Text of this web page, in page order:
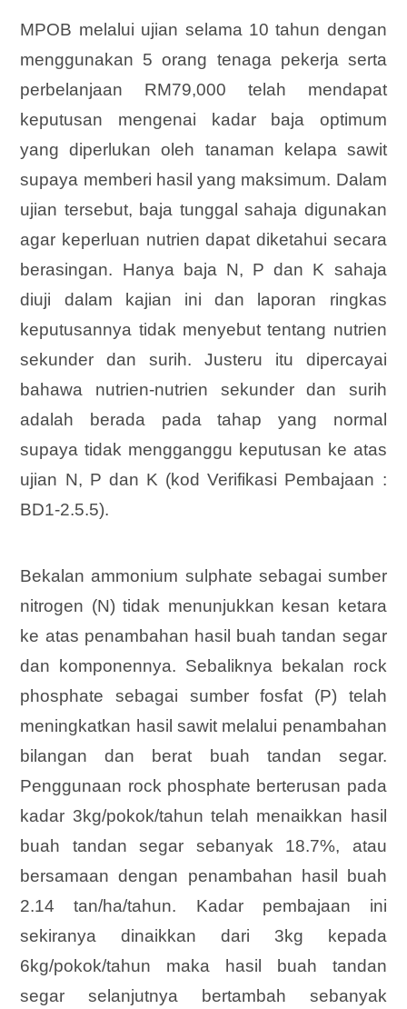
MPOB melalui ujian selama 10 tahun dengan
menggunakan 5 orang tenaga pekerja serta
perbelanjaan RM79,000 telah mendapat
keputusan mengenai kadar baja optimum
yang diperlukan oleh tanaman kelapa sawit
supaya memberi hasil yang maksimum. Dalam
ujian tersebut, baja tunggal sahaja digunakan
agar keperluan nutrien dapat diketahui secara
berasingan. Hanya baja N, P dan K sahaja
diuji dalam kajian ini dan laporan ringkas
keputusannya tidak menyebut tentang nutrien
sekunder dan surih. Justeru itu dipercayai
bahawa nutrien-nutrien sekunder dan surih
adalah berada pada tahap yang normal
supaya tidak mengganggu keputusan ke atas
ujian N, P dan K (kod Verifikasi Pembajaan :
BD1-2.5.5).
Bekalan ammonium sulphate sebagai sumber
nitrogen (N) tidak menunjukkan kesan ketara
ke atas penambahan hasil buah tandan segar
dan komponennya. Sebaliknya bekalan rock
phosphate sebagai sumber fosfat (P) telah
meningkatkan hasil sawit melalui penambahan
bilangan dan berat buah tandan segar.
Penggunaan rock phosphate berterusan pada
kadar 3kg/pokok/tahun telah menaikkan hasil
buah tandan segar sebanyak 18.7%, atau
bersamaan dengan penambahan hasil buah
2.14 tan/ha/tahun. Kadar pembajaan ini
sekiranya dinaikkan dari 3kg kepada
6kg/pokok/tahun maka hasil buah tandan
segar selanjutnya bertambah sebanyak